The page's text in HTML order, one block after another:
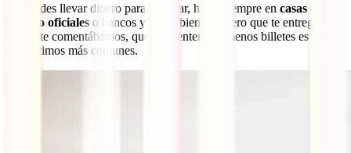
Si decides llevar dinero para cambiar, hazlo siempre en casas de
cambio oficiales o bancos y vigila bien el dinero que te entregan.
Como te comentábamos, que te intenten dar menos billetes es uno
de los timos más comunes.